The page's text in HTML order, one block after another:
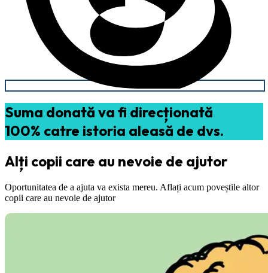
Suma donată va fi direcționată
100% catre istoria aleasă de dvs.
Alți copii care au nevoie de ajutor
Oportunitatea de a ajuta va exista mereu. Aflați acum poveștile altor
copii care au nevoie de ajutor